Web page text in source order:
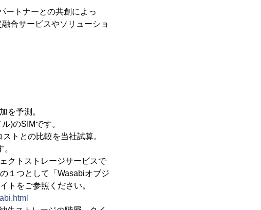
ートナーとの共創によっ
合サービスやソリューショ
を予測。
)のSIMです。
トとの比較を当社試算。
クトストレージサービスで
１つとして「Wasabiオブジ
トをご参照ください。